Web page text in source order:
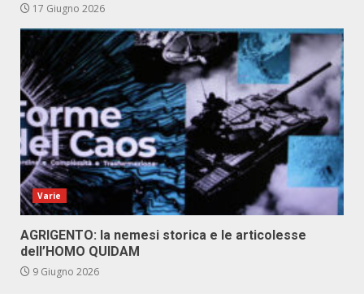
17 Giugno 2026
Varie
AGRIGENTO: la nemesi storica e le articolesse
dell’HOMO QUIDAM
9 Giugno 2026